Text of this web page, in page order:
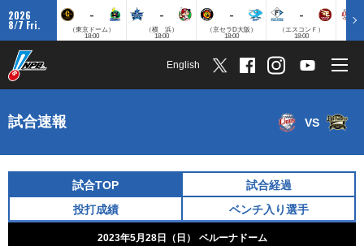
2026
8/7 Fri.
-
（東京ドーム）
18:00
-
（横 浜）
18:00
-
（京セラD大阪）
18:00
-
（エスコンＦ）
18:00
English
試合速報 VS
試合TOP
試合経過
投打成績
ベンチ入り選手
2023年5月28日（日） ベルーナドーム